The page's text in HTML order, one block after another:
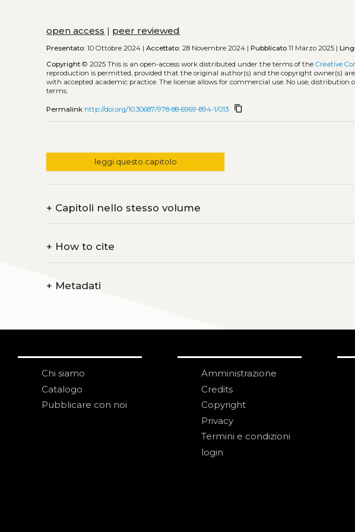
open access | peer reviewed
Presentato: 10 Ottobre 2024 |Accettato: 28 Novembre 2024 |Pubblicato 11 Marzo 2025 |
Copyright © 2025This is an open-access work distributed under the terms of theCreative
reproduction is permitted, provided that the original author(s) and the copyright owner(s)
with accepted academic practice. The license allows for commercial use. No use,
terms.
Permalink http://doi.org/10.30687/978-88-6969-894-1/013 content_copy
leggi questo capitolo
+ Capitoli nello stesso volume
+ How to cite
+ Metadati
Chi siamo
Catalogo
Pubblicare con noi
Amministrazione
Credits
Copyright
Privacy
Termini e condizioni
login